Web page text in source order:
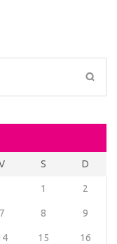
S D
1 2
7 8 9
15 16